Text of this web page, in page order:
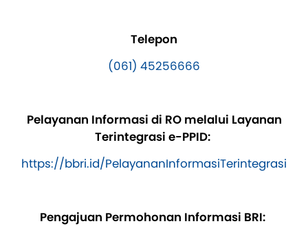
Telepon
(061) 45256666
Pelayanan Informasi di RO melalui Layanan
Terintegrasi e-PPID:
https://bbri.id/PelayananInformasiTerintegrasi
Pengajuan Permohonan Informasi BRI: